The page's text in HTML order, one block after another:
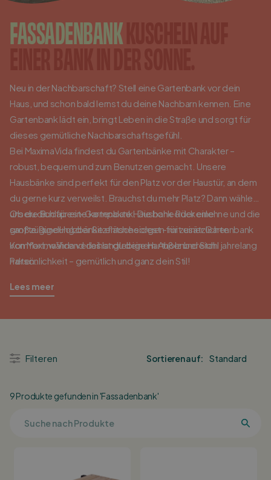
Warenkorb
Verkaufsstellen
Kundenservice
Business
Inspiration
FASSADENBANK
EINER BANK IN DER SONNE.
Neu in der Nachbarschaft? Stell eine Gartenbank vor dein
Haus, und schon bald lernst du deine Nachbarn kennen. Eine
Gartenbank lädt ein, bringt Leben in die Straße und sorgt für
dieses gemütliche Nachbarschaftsgefühl.
Bei MaximaVida findest du Gartenbänke mit Charakter –
robust, bequem und zum Benutzen gemacht. Unsere
Hausbänke sind perfekt für den Platz vor der Haustür, an dem
du gerne kurz verweilst. Brauchst du mehr Platz? Dann wähle
unsere Budapest-Gartenbank. Die hohe Rückenlehne und die
sanfte Rundung der Sitzfläche sorgen für zusätzlichen
Komfort, während das langlebige Hartholz und Stahl jahrelang
halten.
Ob du dich für eine kompakte Hausbank oder eine
großzügige Holzbänke entscheidest – mit einer Gartenbank
von MaximaVida verleihst du deinem Außenbereich
Persönlichkeit – gemütlich und ganz dein Stil!
Lees meer
9 Produkte gefunden in 'Fassadenbank'
Filteren Sortieren auf: